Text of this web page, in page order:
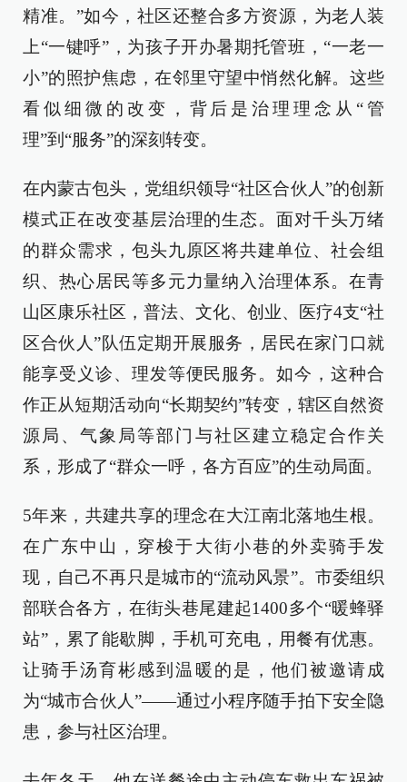
精准。”如今，社区还整合多方资源，为老人装
上“一键呼”，为孩子开办暑期托管班，“一老一
小”的照护焦虑，在邻里守望中悄然化解。这些
看似细微的改变，背后是治理理念从“管
理”到“服务”的深刻转变。
在内蒙古包头，党组织领导“社区合伙人”的创新
模式正在改变基层治理的生态。面对千头万绪
的群众需求，包头九原区将共建单位、社会组
织、热心居民等多元力量纳入治理体系。在青
山区康乐社区，普法、文化、创业、医疗4支“社
区合伙人”队伍定期开展服务，居民在家门口就
能享受义诊、理发等便民服务。如今，这种合
作正从短期活动向“长期契约”转变，辖区自然资
源局、气象局等部门与社区建立稳定合作关
系，形成了“群众一呼，各方百应”的生动局面。
5年来，共建共享的理念在大江南北落地生根。
在广东中山，穿梭于大街小巷的外卖骑手发
现，自己不再只是城市的“流动风景”。市委组织
部联合各方，在街头巷尾建起1400多个“暖蜂驿
站”，累了能歇脚，手机可充电，用餐有优惠。
让骑手汤育彬感到温暖的是，他们被邀请成
为“城市合伙人”——通过小程序随手拍下安全隐
患，参与社区治理。